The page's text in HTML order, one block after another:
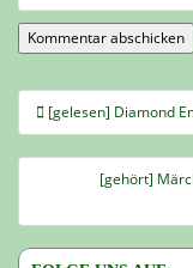
[gelesen] Diamond
[gehört]